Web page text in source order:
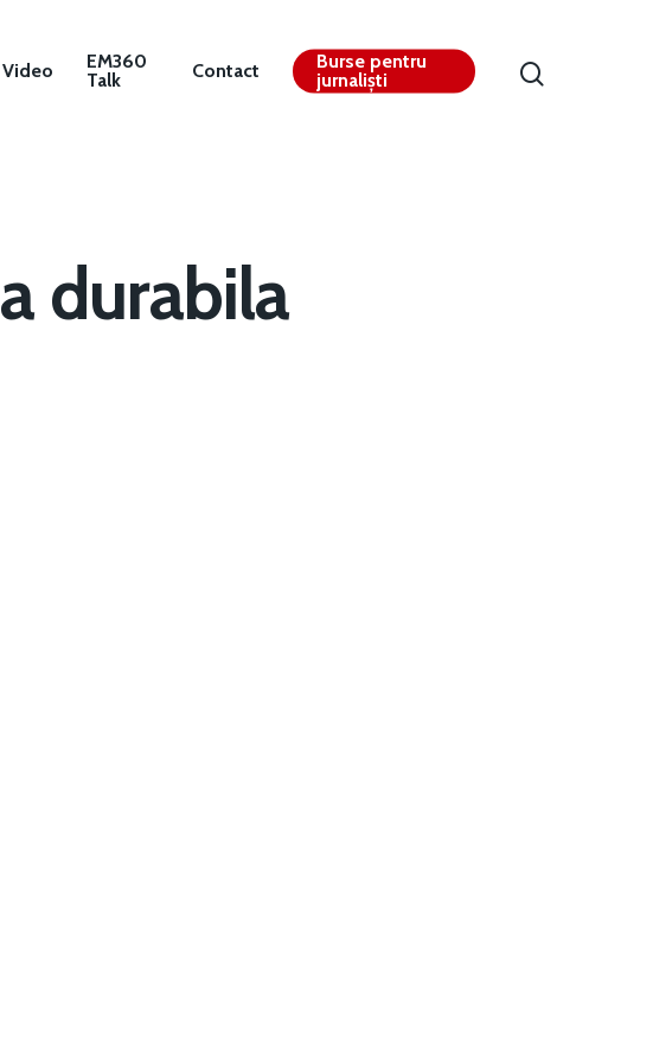
Video
EM360
Talk
Contact
Burse pentru
jurnaliști
durabila